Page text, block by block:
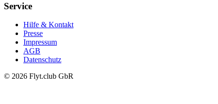
Service
Hilfe & Kontakt
Presse
Impressum
AGB
Datenschutz
© 2026 Flyt.club GbR